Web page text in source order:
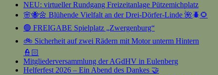
NEU: virtueller Rundgang Freizeitanlage Pützemichplatz
🌸🐝🌼 Blühende Vielfalt an der Drei-Dörfer-Linde 🌺🪲🌻
🟢 FREIGABE Spielplatz „Zwergenburg“
🚲 Sicherheit auf zwei Rädern mit Motor unterm Hintern
👮🏻
Mitgliederversammlung der AGdHV in Eulenberg
Helferfest 2026 – Ein Abend des Dankes 🤝